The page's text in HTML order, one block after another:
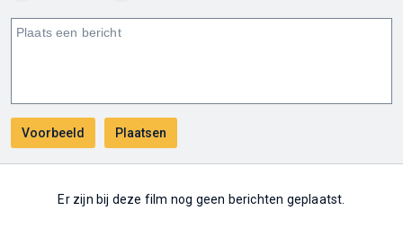
Er zijn bij deze film nog geen berichten geplaatst.